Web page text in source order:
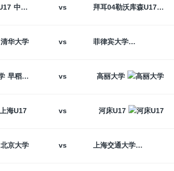
中国男足U17 vs 拜耳04勒沃库森U17
清华大学 vs 菲律宾大学
早稻田大学 vs 高丽大学
上海U17 vs 河床U17
北京大学 vs 上海交通大学